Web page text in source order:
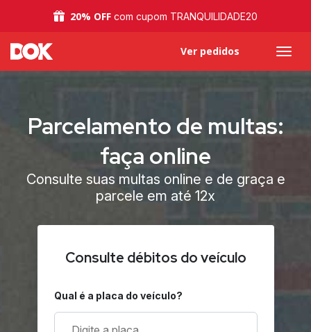
20% OFF com cupom TRANQUILIDADE20
Ver pedidos
Parcelamento de multas:
faça online
Consulte suas multas online e de graça e
parcele em até 12x
Consulte débitos do veículo
Qual é a placa do veículo?